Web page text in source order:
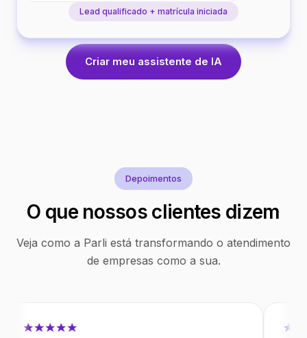
Lead qualificado + matrícula iniciada
Criar meu assistente de IA
Depoimentos
O que nossos clientes dizem
Veja como a Parli está transformando o atendimento
de empresas como a sua.